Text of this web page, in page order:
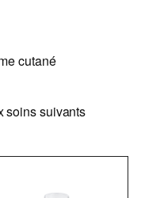
cutané
soins suivants